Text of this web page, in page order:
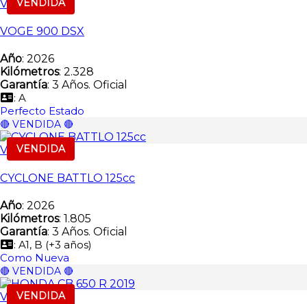
VENDIDA
Vendida
VOGE 900 DSX
Año: 2026
Kilómetros: 2.328
Garantía: 3 Años. Oficial
: A
Perfecto Estado
🔴 VENDIDA 🔴
VENDIDA
Vendida
CYCLONE BATTLO 125cc
Año: 2026
Kilómetros: 1.805
Garantía: 3 Años. Oficial
: A1, B (+3 años)
Como Nueva
🔴 VENDIDA 🔴
VENDIDA
Vendida